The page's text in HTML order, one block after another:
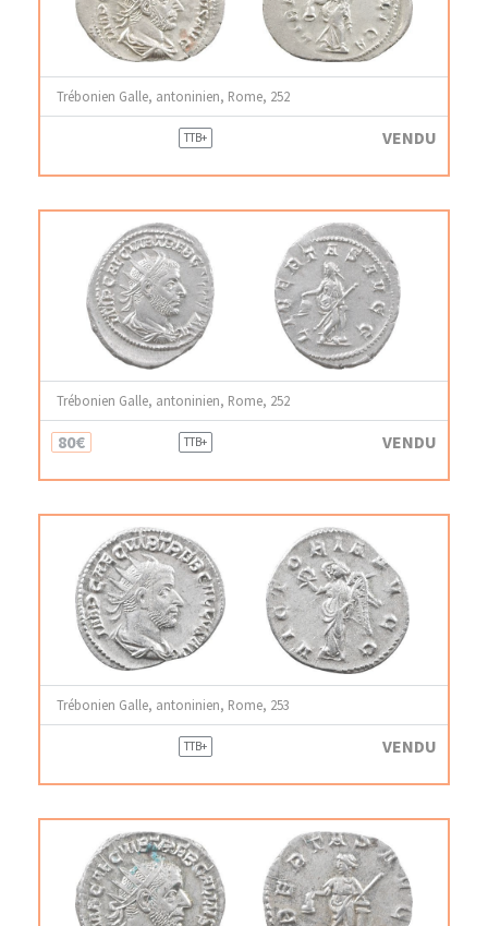
Trébonien Galle, antoninien, Rome, 252
TTB+ VENDU
Trébonien Galle, antoninien, Rome, 252
80€ TTB+ VENDU
Trébonien Galle, antoninien, Rome, 253
TTB+ VENDU